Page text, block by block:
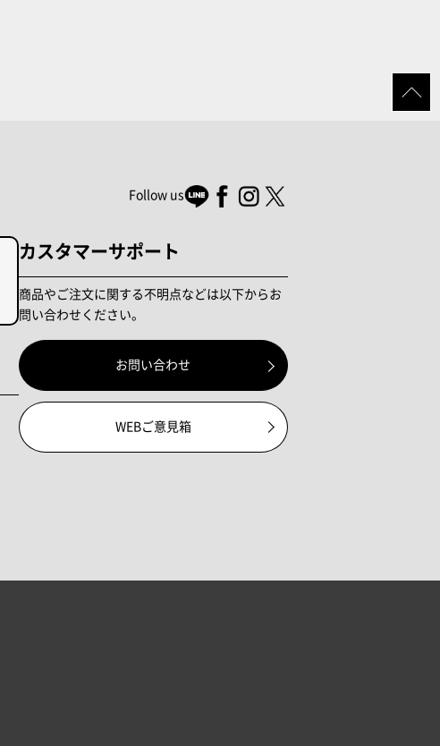
Follow us
カスタマーサポート
商品やご注文に関する不明点などは以下からお
問い合わせください。
お問い合わせ
WEBご意見箱